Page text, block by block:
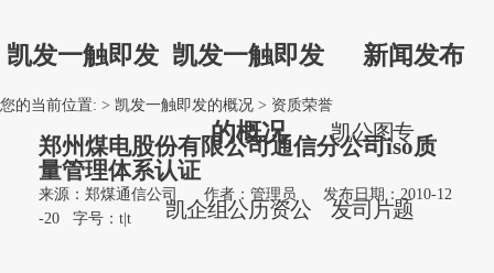
凯发一触即发 凯发一触即发
的概况
凯企组公历资公
新闻发布
凯
发
公
司
图
片
专
题
您的当前位置: > 凯发一触即发的概况 > 资质荣誉
郑州煤电股份有限公司通信分公司iso质
量管理体系认证
来源：郑煤通信公司 作者：管理员
发布日期：2010-12
-20
字号： t t